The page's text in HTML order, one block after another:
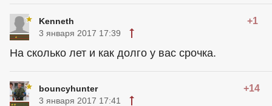
Kenneth +1
3 января 2017 17:39
На сколько лет и как долго у вас срочка.
bouncyhunter +14
3 января 2017 17:41